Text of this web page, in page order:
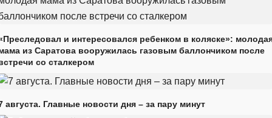
и интересовался ребенком в коляске»:
из Саратова вооружилась газовым баллончиком после
со сталкером
августа. Главные новости дня – за пару минут